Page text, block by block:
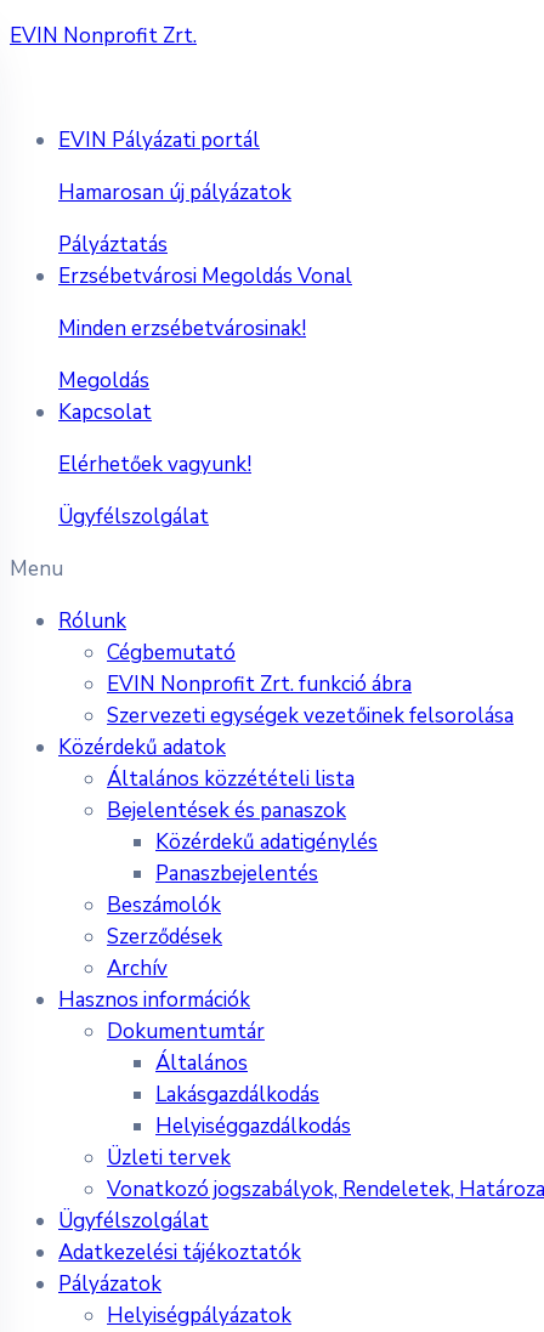
EVIN Nonprofit Zrt.
EVIN Pályázati portál
Hamarosan új pályázatok
Pályáztatás
Erzsébetvárosi Megoldás Vonal
Minden erzsébetvárosinak!
Megoldás
Kapcsolat
Elérhetőek vagyunk!
Ügyfélszolgálat
Menu
Rólunk
Cégbemutató
EVIN Nonprofit Zrt. funkció ábra
Szervezeti egységek vezetőinek felsorolása
Közérdekű adatok
Általános közzétételi lista
Bejelentések és panaszok
Közérdekű adatigénylés
Panaszbejelentés
Beszámolók
Szerződések
Archív
Hasznos információk
Dokumentumtár
Általános
Lakásgazdálkodás
Helyiséggazdálkodás
Üzleti tervek
Vonatkozó jogszabályok, Rendeletek,
Ügyfélszolgálat
Adatkezelési tájékoztatók
Pályázatok
Helyiségpályázatok